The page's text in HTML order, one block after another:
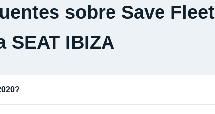
sobre Save Fleet
SEAT IBIZA